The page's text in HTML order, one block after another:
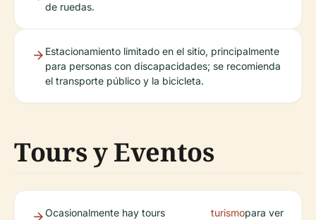
de ruedas.
Estacionamiento limitado en el sitio, principalmente
para personas con discapacidades; se recomienda
el transporte público y la bicicleta.
Tours y Eventos
Ocasionalmente hay tours
turismopara ver